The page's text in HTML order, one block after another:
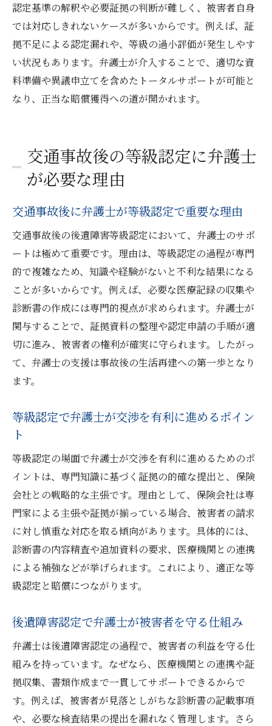
被害者目線で弁護士ができるアドバイス集
弁護士費用や相談料の一般的な傾向
交通事故後に弁護士へ相談すべき理由
弁護士とともに納得できる賠償を目指す方法
弁護士とともに適正な賠償金獲得を目指す
納得できる示談金のための弁護士活用法
後遺障害等級ごとの賠償交渉ポイント
交通事故被害者が弁護士と連携する利点
弁護士相談で後悔しない賠償手続きの進め
方
認定基準の解釈や必要証拠の判断が難しく、被害者自身
では対応しきれないケースが多いからです。例えば、証
拠不足による認定漏れや、等級の過小評価が発生しやす
い状況もあります。弁護士が介入することで、適切な資
料準備や異議申立てを含めたトータルサポートが可能と
なり、正当な賠償獲得への道が開かれます。
交通事故後の等級認定に弁護士
が必要な理由
交通事故後に弁護士が等級認定で重要な理由
交通事故後の後遺障害等級認定において、弁護士のサポ
ートは極めて重要です。理由は、等級認定の過程が専門
的で複雑なため、知識や経験がないと不利な結果になる
ことが多いからです。例えば、必要な医療記録の収集や
診断書の作成には専門的視点が求められます。弁護士が
関与することで、証拠資料の整理や認定申請の手順が適
切に進み、被害者の権利が確実に守られます。したがっ
て、弁護士の支援は事故後の生活再建への第一歩となり
ます。
等級認定で弁護士が交渉を有利に進めるポイン
ト
等級認定の場面で弁護士が交渉を有利に進めるためのポ
イントは、専門知識に基づく証拠の的確な提出と、保険
会社との戦略的な主張です。理由として、保険会社は専
門家による主張や証拠が揃っている場合、被害者の請求
に対し慎重な対応を取る傾向があります。具体的には、
診断書の内容精査や追加資料の要求、医療機関との連携
による補強などが挙げられます。これにより、適正な等
級認定と賠償につながります。
後遺障害認定で弁護士が被害者を守る仕組み
弁護士は後遺障害認定の過程で、被害者の利益を守る仕
組みを持っています。なぜなら、医療機関との連携や証
拠収集、書類作成まで一貫してサポートできるからで
す。例えば、被害者が見落としがちな診断書の記載事項
や、必要な検査結果の提出を漏れなく管理します。さら